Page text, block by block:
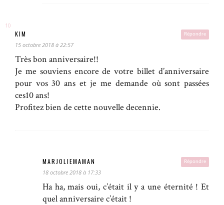
Répondre
KIM
15 octobre 2018 à 22:57
Très bon anniversaire!!
Je me souviens encore de votre billet d’anniversaire
pour vos 30 ans et je me demande où sont passées
ces10 ans!
Profitez bien de cette nouvelle decennie.
Répondre
MARJOLIEMAMAN
18 octobre 2018 à 17:33
Ha ha, mais oui, c’était il y a une éternité ! Et
quel anniversaire c’était !